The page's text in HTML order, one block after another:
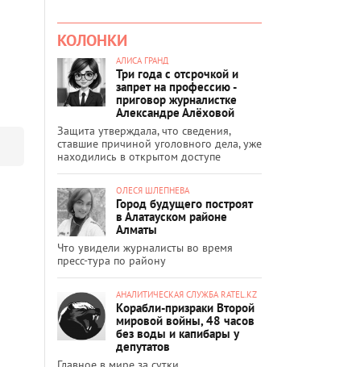
КОЛОНКИ
АЛИСА ГРАНД
Три года с отсрочкой и
запрет на профессию -
приговор журналистке
Александре Алёховой
Защита утверждала, что сведения,
ставшие причиной уголовного дела, уже
находились в открытом доступе
ОЛЕСЯ ШЛЕПНЕВА
Город будущего построят
в Алатауском районе
Алматы
Что увидели журналисты во время
пресс-тура по району
АНАЛИТИЧЕСКАЯ СЛУЖБА RATEL.KZ
Корабли-призраки Второй
мировой войны, 48 часов
без воды и капибары у
депутатов